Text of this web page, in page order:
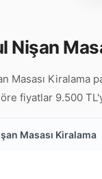
Nişan
Masası Kiralama
fiyatlar 9.500
Masası Kiralama